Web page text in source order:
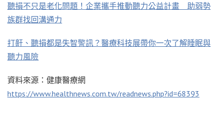
聽損不只是老化問題！企業攜手推動聽力公益計畫 助弱勢
族群找回溝通力
打鼾、聽損都是失智警訊？醫療科技展帶你一次了解睡眠與
聽力風險
資料來源：健康醫療網
https://www.healthnews.com.tw/readnews.php?id=68393